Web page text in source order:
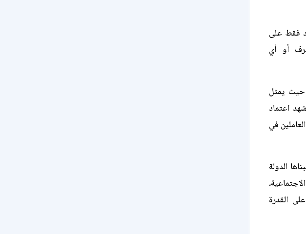
فقط على
أو أي
مالي هام، حيث يمثل
الجديد 2026-2027، والذي شهد اعتماد
في
الدولة
القدرة